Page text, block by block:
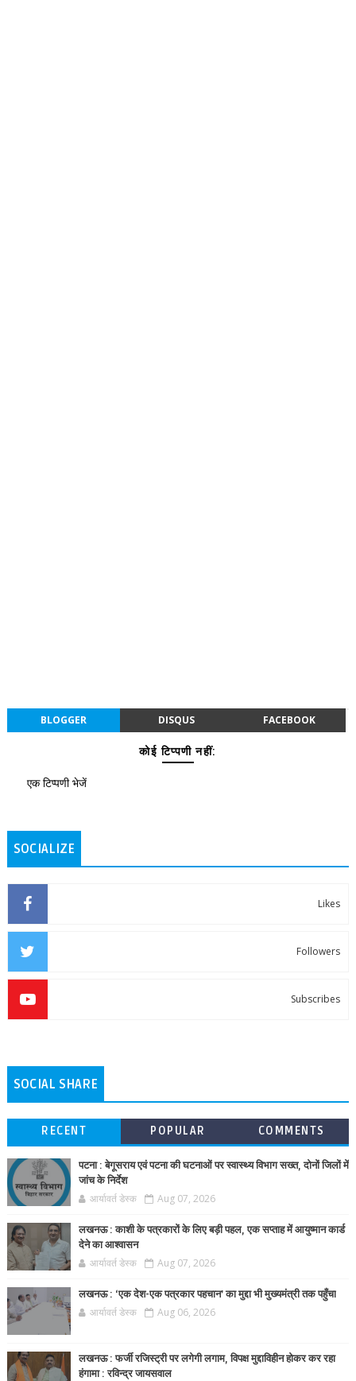
BLOGGER DISQUS FACEBOOK
कोई टिप्पणी नहीं:
एक टिप्पणी भेजें
SOCIALIZE
Likes
Followers
Subscribes
SOCIAL SHARE
RECENT POPULAR COMMENTS
पटना : बेगूसराय एवं पटना की घटनाओं पर स्वास्थ्य विभाग सख्त, दोनों जिलों में
जांच के निर्देश
आर्यावर्त डेस्क Aug 07, 2026
लखनऊ : काशी के पत्रकारों के लिए बड़ी पहल, एक सप्ताह में आयुष्मान कार्ड
देने का आश्वासन
आर्यावर्त डेस्क Aug 07, 2026
लखनऊ : ‘एक देश-एक पत्रकार पहचान’ का मुद्दा भी मुख्यमंत्री तक पहुँचा
आर्यावर्त डेस्क Aug 06, 2026
लखनऊ : फर्जी रजिस्ट्री पर लगेगी लगाम, विपक्ष मुद्दाविहीन होकर कर रहा
हंगामा : रविन्द्र जायसवाल